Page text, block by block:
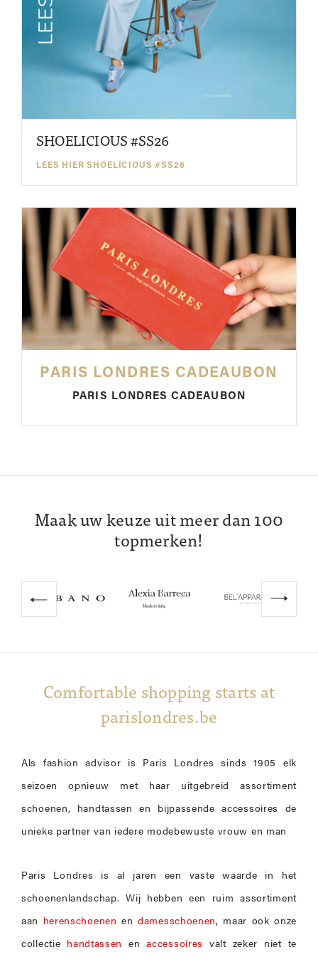
SHOELICIOUS #SS26
LEES HIER SHOELICIOUS #SS26
PARIS LONDRES CADEAUBON
PARIS LONDRES CADEAUBON
Maak uw keuze uit meer dan 100
topmerken!
Comfortable shopping starts at
parislondres.be
Als fashion advisor is Paris Londres sinds 1905 elk
seizoen opnieuw met haar uitgebreid assortiment
schoenen, handtassen en bijpassende accessoires de
unieke partner van iedere modebewuste vrouw en man
Paris Londres is al jaren een vaste waarde in het
schoenenlandschap. Wij hebben een ruim assortiment
aan herenschoenen endamesschoenen, maar ook onze
collectie handtassen enaccessoires valt zeker niet te